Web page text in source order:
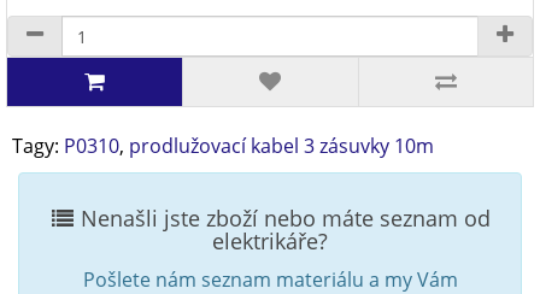
Tagy: P0310, prodlužovací kabel 3 zásuvky 10m
Nenašli jste zboží nebo máte seznam od
elektrikáře?
Pošlete nám seznam materiálu a my Vám